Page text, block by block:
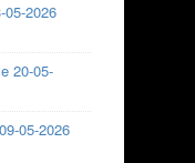
05-2026
20-05-
05-2026